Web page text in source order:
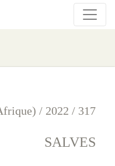
/ 2022 / 317
SALVES